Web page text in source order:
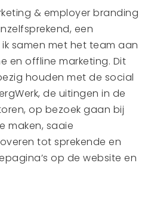
& employer branding
een
samen met het team aan
en offline marketing. Dit
houden met de social
de uitingen in de
op bezoek gaan bij
maken, saaie
tot sprekende en
op de website en